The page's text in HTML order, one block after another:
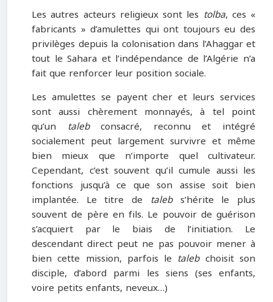
Les autres acteurs religieux sont les tolba, ces «
fabricants » d’amulettes qui ont toujours eu des
privilèges depuis la colonisation dans l’Ahaggar et
tout le Sahara et l’indépendance de l’Algérie n’a
fait que renforcer leur position sociale.
Les amulettes se payent cher et leurs services
sont aussi chèrement monnayés, à tel point
qu’un talebconsacré, reconnu et intégré
socialement peut largement survivre et même
bien mieux que n’importe quel cultivateur.
Cependant, c’est souvent qu’il cumule aussi les
fonctions jusqu’à ce que son assise soit bien
implantée. Le titre de taleb s’hérite le plus
souvent de père en fils. Le pouvoir de guérison
s’acquiert par le biais de l’initiation. Le
descendant direct peut ne pas pouvoir mener à
bien cette mission, parfois le taleb choisit son
disciple, d’abord parmi les siens (ses enfants,
voire petits enfants, neveux…)